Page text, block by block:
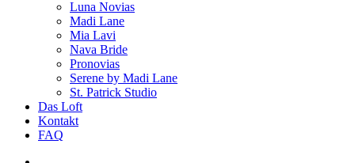
Luna Novias
Madi Lane
Mia Lavi
Nava Bride
Pronovias
Serene by Madi Lane
St. Patrick Studio
Das Loft
Kontakt
FAQ